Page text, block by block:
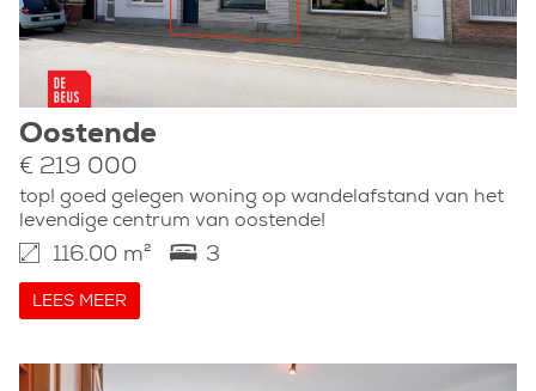
Oostende
€ 219 000
top! goed gelegen woning op wandelafstand van het
levendige centrum van oostende!
116.00 m² 3
LEES MEER